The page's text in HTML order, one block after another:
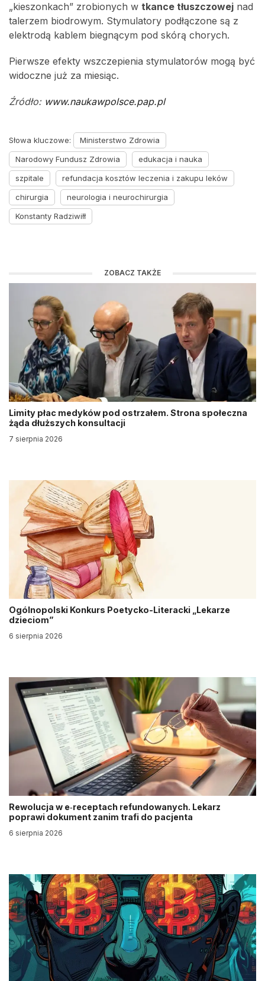
„kieszonkach” zrobionych w tkance tłuszczowej nad
talerzem biodrowym. Stymulatory podłączone są z
elektrodą kablem biegnącym pod skórą chorych.
Pierwsze efekty wszczepienia stymulatorów mogą być
widoczne już za miesiąc.
Źródło: www.naukawpolsce.pap.pl
Słowa kluczowe:
Ministerstwo Zdrowia
Narodowy Fundusz Zdrowia
edukacja i nauka
szpitale
refundacja kosztów leczenia i zakupu leków
chirurgia
neurologia i neurochirurgia
Konstanty Radziwiłł
ZOBACZ TAKŻE
Limity płac medyków pod ostrzałem. Strona społeczna
żąda dłuższych konsultacji
7 sierpnia 2026
Ogólnopolski Konkurs Poetycko-Literacki „Lekarze
dzieciom”
6 sierpnia 2026
Rewolucja w e‑receptach refundowanych. Lekarz
poprawi dokument zanim trafi do pacjenta
6 sierpnia 2026